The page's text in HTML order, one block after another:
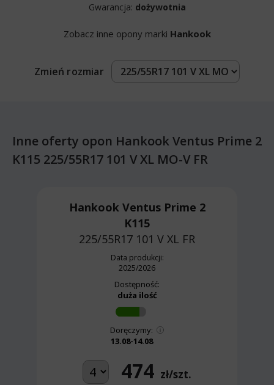
Gwarancja: dożywotnia
Zobacz inne opony marki Hankook
Zmień rozmiar
Inne oferty opon Hankook Ventus Prime 2
K115 225/55R17 101 V XL MO-V FR
Hankook Ventus Prime 2
K115
225/55R17 101 V XL FR
Data produkcji:
2025/2026
Dostępność:
duża ilość
Doręczymy:
13.08-14.08
474 zł/szt.